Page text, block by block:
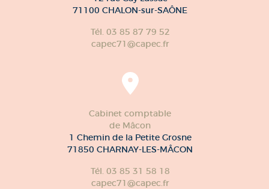
71100 CHALON-sur-SAÔNE
Tél. 03 85 87 79 52
capec71@capec.fr
Cabinet comptable
de Mâcon
1 Chemin de la Petite Grosne
71850 CHARNAY-LES-MÂCON
Tél. 03 85 31 58 18
capec71@capec.fr